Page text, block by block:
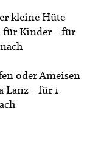
kleine Hüte
für Kinder – für
oder Ameisen
Lanz – für 1